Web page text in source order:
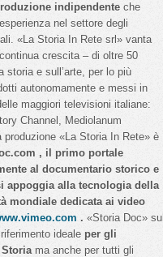
indipendente che
nel settore degli
«La Storia In Rete srl» vanta
crescita – di oltre 50
storia e sull’arte, per lo più
autonomamente e messi in
maggiori televisioni italiane:
Channel, Mediolanum
produzione «La Storia In Rete» è
, il primo portale
al documentario storico e
appoggia alla tecnologia della
mondiale dedicata ai video
. «Storia Doc» sul
ideale per gli
ma anche per tutti gli